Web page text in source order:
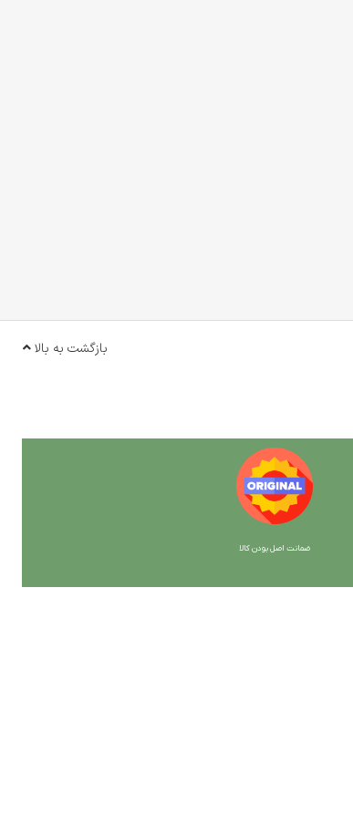
بازگشت به بالا
ضمانت اصل بودن کالا